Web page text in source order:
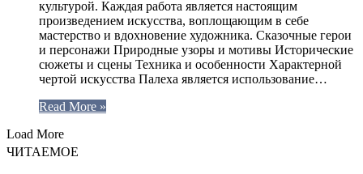
культурой. Каждая работа является настоящим
произведением искусства, воплощающим в себе
мастерство и вдохновение художника. Сказочные герои
и персонажи Природные узоры и мотивы Исторические
сюжеты и сцены Техника и особенности Характерной
чертой искусства Палеха является использование…
Read More »
Load More
ЧИТАЕМОЕ